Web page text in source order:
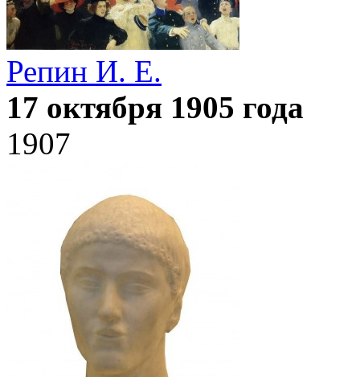
Репин И. Е.
17 октября 1905 года
1907